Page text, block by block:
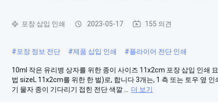
포장 삽입 인쇄 2023-05-17 155 의견
#포장 정보 전단 #제품 삽입 인쇄 #플라이어 전단 인쇄
10ml 작은 유리병 상자를 위한 종이 사이즈 11x2cm 포장 삽입 인쇄
법 sizeL 11x2cm를 위한 한 벌)로, 합니다 3개는, 1 측 또는 토우 옆
기 물자 종이 기다리기 접힌 전단 색깔 ...
더 보기